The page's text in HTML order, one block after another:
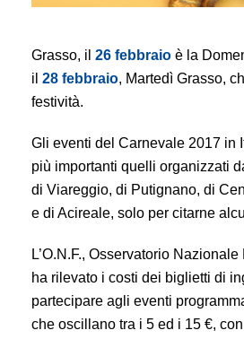
Grasso, il 26 febbraio è la
il 28 febbraio, Martedì Grasso,
festività.
Gli eventi del Carnevale 2017 in
più importanti quelli organizzati
di Viareggio, di Putignano, di
e di Acireale, solo per citarne
L’O.N.F., Osservatorio
ha rilevato i costi dei biglietti di
partecipare agli eventi
che oscillano tra i 5 ed i 15 €,